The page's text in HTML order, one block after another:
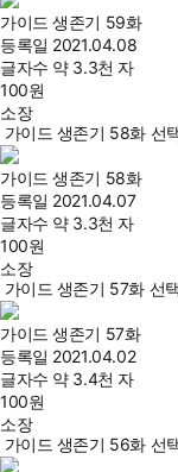
가이드 생존기 59화
등록일 2021.04.08
글자수 약 3.3천 자
100원
소장
가이드 생존기 58화 선
가이드 생존기 58화
등록일 2021.04.07
글자수 약 3.3천 자
100원
소장
가이드 생존기 57화 선택
가이드 생존기 57화
등록일 2021.04.02
글자수 약 3.4천 자
100원
소장
가이드 생존기 56화 선